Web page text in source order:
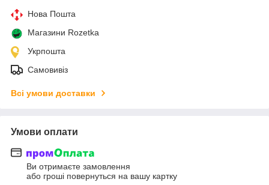
Нова Пошта
Магазини Rozetka
Укрпошта
Самовивіз
Всі умови доставки
Умови оплати
Ви отримаєте замовлення
або гроші повернуться на вашу картку